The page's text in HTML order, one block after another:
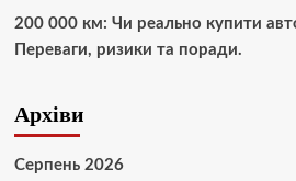
200 000 км: Чи реально купити
Переваги, ризики та поради.
Архіви
Серпень 2026